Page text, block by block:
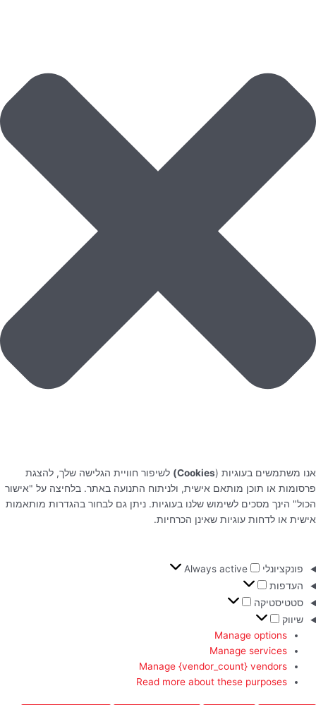
אנו משתמשים בעוגיות (Cookies)
לשיפור חוויית הגלישה שלך, להצגת
פרסומות או תוכן מותאם אישית, ולניתוח התנועה באתר. בלחיצה על "אישור
הכול" הינך מסכים לשימוש שלנו בעוגיות. ניתן גם לבחור בהגדרות מותאמות
אישית או לדחות עוגיות שאינן הכרחיות.
פונקציונלי
Always active
העדפות
סטטיסטיקה
שיווק
Manage options
Manage services
Manage {vendor_count} vendors
Read more about these purposes